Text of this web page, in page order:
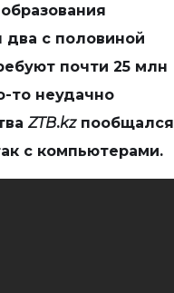
два с половиной
почти 25 млн
то неудачно
ZTB.kzпообщался
с компьютерами.